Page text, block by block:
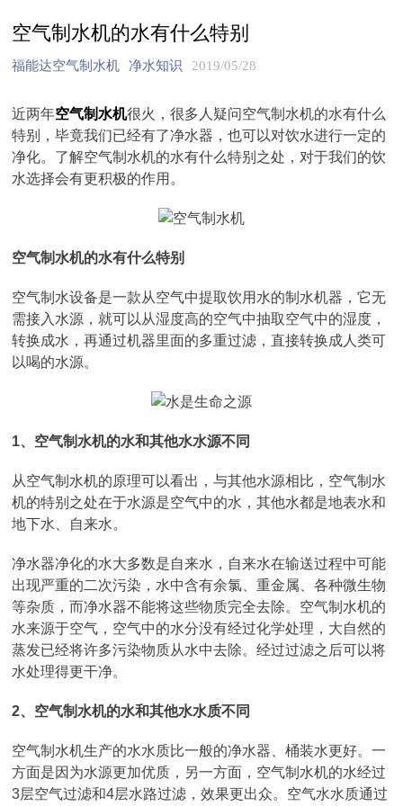
空气制水机的水有什么特别
福能达空气制水机 净水知识 2019/05/28
近两年空气制水机很火，很多人疑问空气制水机的水有什么
特别，毕竟我们已经有了净水器，也可以对饮水进行一定的
净化。了解空气制水机的水有什么特别之处，对于我们的饮
水选择会有更积极的作用。
空气制水机的水有什么特别
空气制水设备是一款从空气中提取饮用水的制水机器，它无
需接入水源，就可以从湿度高的空气中抽取空气中的湿度，
转换成水，再通过机器里面的多重过滤，直接转换成人类可
以喝的水源。
1、空气制水机的水和其他水水源不同
从空气制水机的原理可以看出，与其他水源相比，空气制水
机的特别之处在于水源是空气中的水，其他水都是地表水和
地下水、自来水。
净水器净化的水大多数是自来水，自来水在输送过程中可能
出现严重的二次污染，水中含有余氯、重金属、各种微生物
等杂质，而净水器不能将这些物质完全去除。空气制水机的
水来源于空气，空气中的水分没有经过化学处理，大自然的
蒸发已经将许多污染物质从水中去除。经过过滤之后可以将
水处理得更干净。
2、空气制水机的水和其他水水质不同
空气制水机生产的水水质比一般的净水器、桶装水更好。一
方面是因为水源更加优质，另一方面，空气制水机的水经过
3层空气过滤和4层水路过滤，效果更出众。空气水水质通过